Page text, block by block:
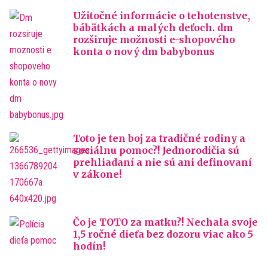
Užitočné informácie o tehotenstve,
bábätkách a malých deťoch. dm
rozširuje možnosti e-shopového
konta o nový dm babybonus
Toto je ten boj za tradičné rodiny a
sociálnu pomoc?! Jednorodičia sú
prehliadaní a nie sú ani definovaní
v zákone!
Čo je TOTO za matku?! Nechala svoje
1,5 ročné dieťa bez dozoru viac ako 5
hodín!